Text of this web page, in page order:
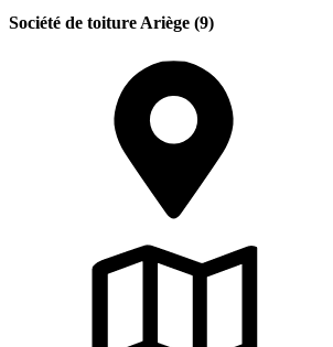
Société de toiture Ariège (9)